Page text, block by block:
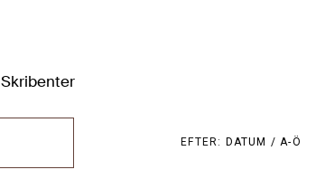
Skribenter
EFTER: DATUM / A-Ö